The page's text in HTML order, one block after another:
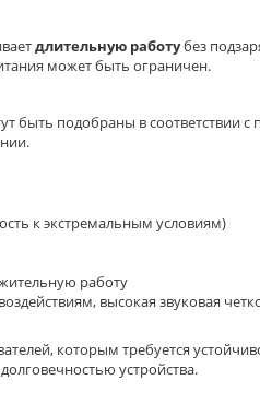
длительную работубез
может быть ограничен.
быть подобраны в соответствии с
к экстремальным условиям)
работу
высокая звуковая
которым требуется
устройства.